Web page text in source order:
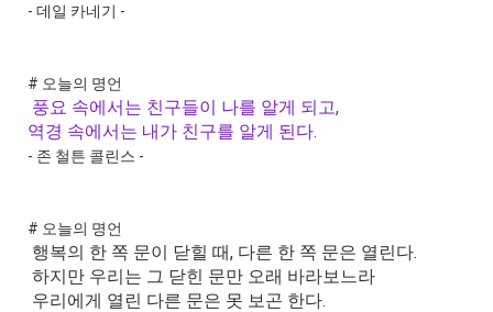
- 데일 카네기 -
# 오늘의 명언
풍요 속에서는 친구들이 나를 알게 되고,
역경 속에서는 내가 친구를 알게 된다.
- 존 철튼 콜린스 -
# 오늘의 명언
행복의 한 쪽 문이 닫힐 때, 다른 한 쪽 문은 열린다.
하지만 우리는 그 닫힌 문만 오래 바라보느라
우리에게 열린 다른 문은 못 보곤 한다.